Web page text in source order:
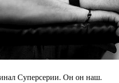
Суперсерии. Он он наш.